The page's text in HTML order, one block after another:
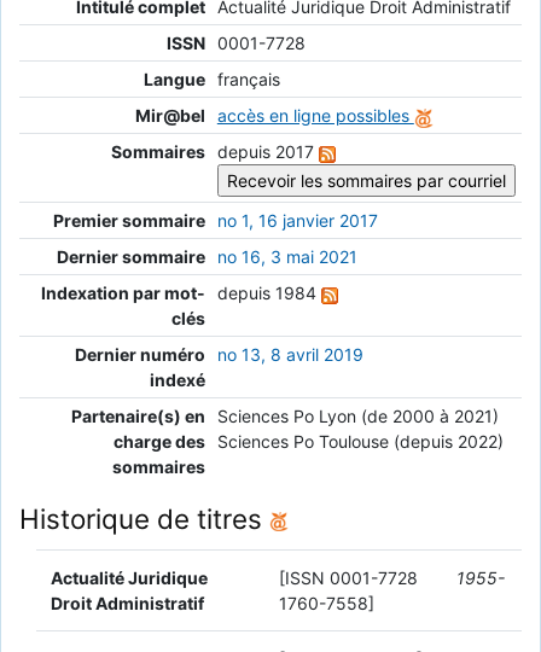
Intitulé complet Actualité Juridique Droit Administratif
ISSN 0001-7728
Langue français
Mir@bel
accès en ligne possibles
Sommaires depuis 2017
Premier sommaire
no 1, 16 janvier 2017
Dernier sommaire
no 16, 3 mai 2021
Indexation par mot-
clés
depuis 1984
Dernier numéro
indexé
no 13, 8 avril 2019
Partenaire(s) en
charge des
sommaires
Sciences Po Lyon (de 2000 à 2021)
Sciences Po Toulouse (depuis 2022)
Historique de titres
Actualité Juridique
Droit Administratif
[ISSN 0001-7728
1760-7558]
1955-